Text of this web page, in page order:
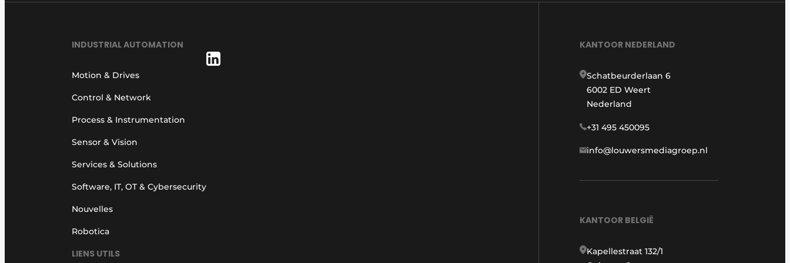
INDUSTRIAL AUTOMATION
Motion & Drives
Control & Network
Process & Instrumentation
Sensor & Vision
Services & Solutions
Software, IT, OT & Cybersecurity
Nouvelles
Robotica
LIENS UTILS
KANTOOR NEDERLAND
Schatbeurderlaan 6
6002 ED Weert
Nederland
+31 495 450095
info@louwersmediagroep.nl
KANTOOR BELGIË
Kapellestraat 132/1